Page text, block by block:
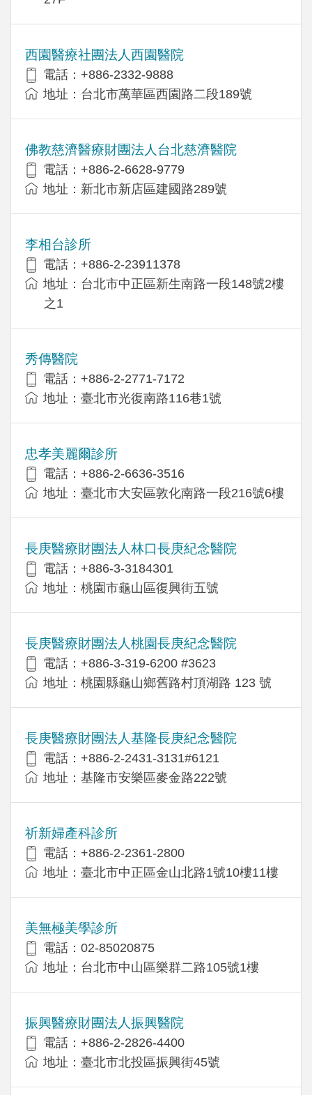
西園醫療社團法人西園醫院
電話：+886-2332-9888
地址：台北市萬華區西園路二段189號
佛教慈濟醫療財團法人台北慈濟醫院
電話：+886-2-6628-9779
地址：新北市新店區建國路289號
李相台診所
電話：+886-2-23911378
地址：台北市中正區新生南路一段148號2樓
之1
秀傳醫院
電話：+886-2-2771-7172
地址：臺北市光復南路116巷1號
忠孝美麗爾診所
電話：+886-2-6636-3516
地址：臺北市大安區敦化南路一段216號6樓
長庚醫療財團法人林口長庚紀念醫院
電話：+886-3-3184301
地址：桃園市龜山區復興街五號
長庚醫療財團法人桃園長庚紀念醫院
電話：+886-3-319-6200 #3623
地址：桃園縣龜山鄉舊路村頂湖路 123 號
長庚醫療財團法人基隆長庚紀念醫院
電話：+886-2-2431-3131#6121
地址：基隆市安樂區麥金路222號
祈新婦產科診所
電話：+886-2-2361-2800
地址：臺北市中正區金山北路1號10樓11樓
美無極美學診所
電話：02-85020875
地址：台北市中山區樂群二路105號1樓
振興醫療財團法人振興醫院
電話：+886-2-2826-4400
地址：臺北市北投區振興街45號